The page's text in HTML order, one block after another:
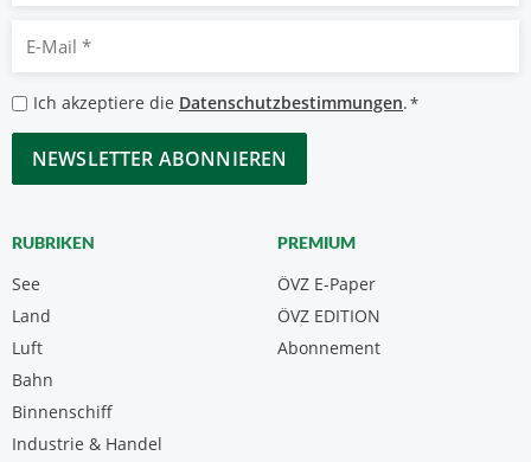
Mail
*
Datenschutzbestimmungen
*
Ich akzeptiere die Datenschutzbestimmungen.*
CAPTCHA
RUBRIKEN
See
Land
Luft
Bahn
Binnenschiff
Industrie & Handel
PREMIUM
ÖVZ E-Paper
Abonnement
ÖVZ EDITION